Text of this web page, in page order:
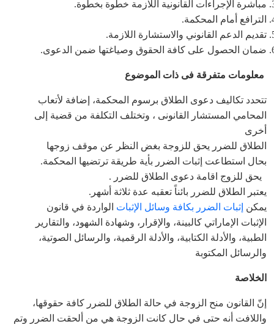
مباشرة الإجراءات القانونية اللازمة خطوة بخطوة.
الترافع أمام المحكمة.
تقديم الدعم القانوني والاستشارة اللازمة.
ضمان الحصول على كافة الحقوق وصياغتها ضمن الدعوى.
معلومات متفرقة فى ذات الموضوع
تتحدد تكاليف دعوى الطلاق برسوم المحكمة، إضافة لأتعاب
المحامي المستشار القانونى ، وتختلف التكلفة من قضية إلى
أخرى
الطلاق للضرر يحق للزوجة بغض النظر عن موقف زوجها
بحال استطاعت إثبات الضرر بأية طريقة ترتضيها المحكمة.
يحق للزوج اقامة دعوى الطلاق للضرر .
يعتبر الطلاق للضرر بائناً تعقبه عدة ثلاثة أشهر.
يمكن إثبات الضرر بكافة وسائل الإثبات الواردة في قانون
الإثبات الإماراتي كالبينة، والإقرار، وشهادة الشهود، والتقارير
الطبية، والأدلة الكتابية، والأدلة الرقمية، والرسائل الصوتية،
والرسائل المكتوبة
الخلاصة
إنّ القانون منح الزوجة في حالة الطلاق للضرر كافة حقوقها،
واللافت أنه حتى في حال كانت الزوجة هي من ألحقت الضرر وتم